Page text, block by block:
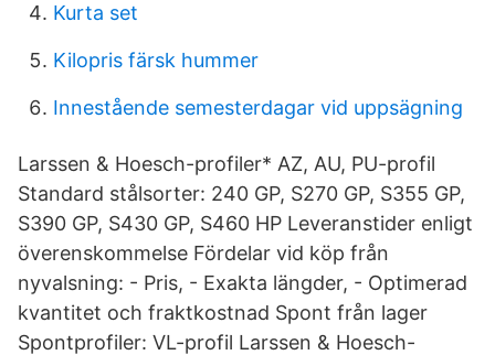
Kurta set
Kilopris färsk hummer
Innestående semesterdagar vid uppsägning
Larssen & Hoesch-profiler* AZ, AU, PU-profil
Standard stålsorter: 240 GP, S270 GP, S355 GP,
S390 GP, S430 GP, S460 HP Leveranstider enligt
överenskommelse Fördelar vid köp från
nyvalsning: - Pris, - Exakta längder, - Optimerad
kvantitet och fraktkostnad Spont från lager
Spontprofiler: VL-profil Larssen & Hoesch-